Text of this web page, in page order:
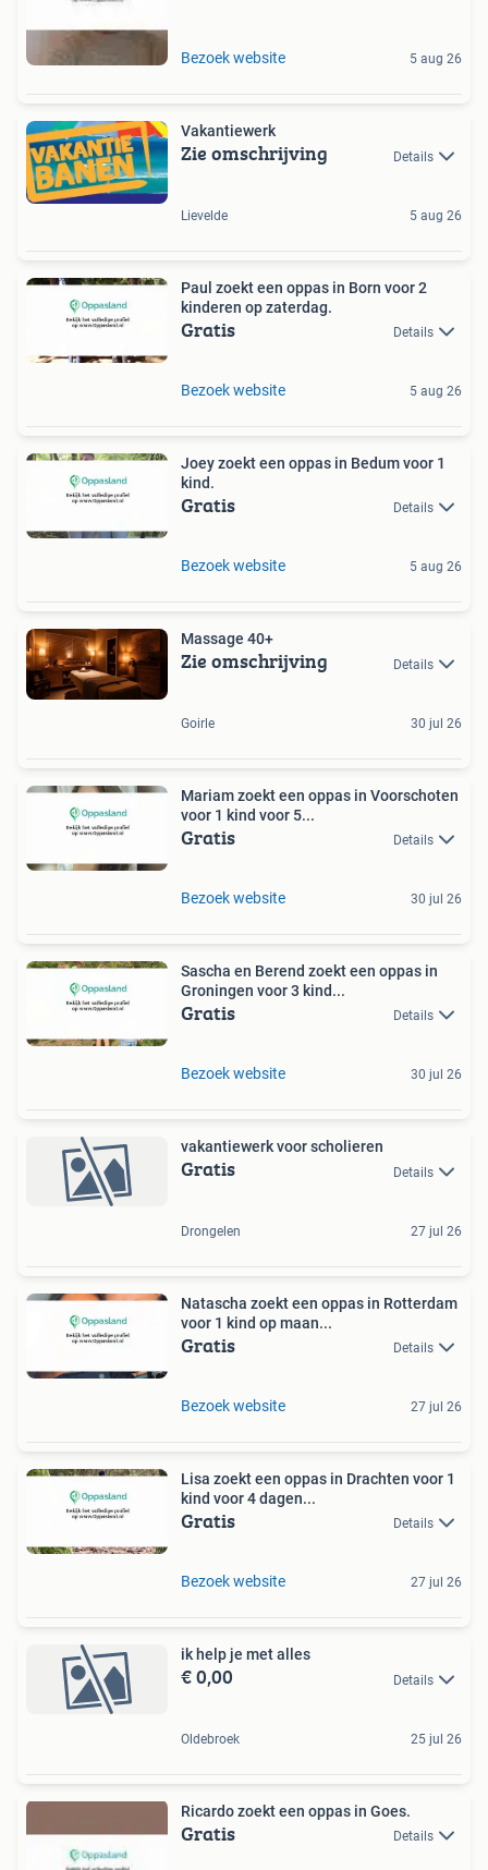
Bezoek website 5 aug 26
Vakantiewerk
Zie omschrijving Details
Lievelde 5 aug 26
Paul zoekt een oppas in Born voor 2
kinderen op zaterdag.
Gratis Details
Bezoek website 5 aug 26
Joey zoekt een oppas in Bedum voor 1
kind.
Gratis Details
Bezoek website 5 aug 26
Massage 40+
Zie omschrijving Details
Goirle 30 jul 26
Mariam zoekt een oppas in Voorschoten
voor 1 kind voor 5...
Gratis Details
Bezoek website 30 jul 26
Sascha en Berend zoekt een oppas in
Groningen voor 3 kind...
Gratis Details
Bezoek website 30 jul 26
vakantiewerk voor scholieren
Gratis Details
Drongelen 27 jul 26
Natascha zoekt een oppas in Rotterdam
voor 1 kind op maan...
Gratis Details
Bezoek website 27 jul 26
Lisa zoekt een oppas in Drachten voor 1
kind voor 4 dagen...
Gratis Details
Bezoek website 27 jul 26
ik help je met alles
€ 0,00 Details
Oldebroek 25 jul 26
Ricardo zoekt een oppas in Goes.
Gratis Details